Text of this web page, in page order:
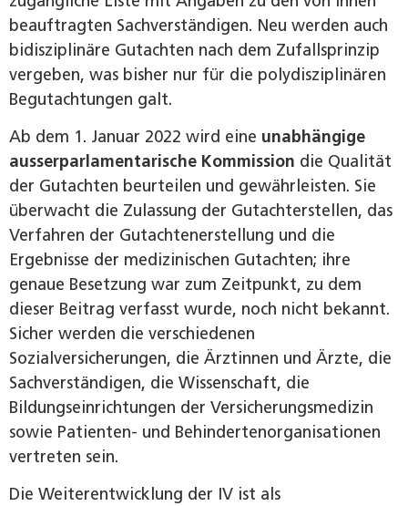
beauftragten Sachverständigen. Neu werden auch
bidisziplinäre Gutachten nach dem Zufallsprinzip
vergeben, was bisher nur für die polydisziplinären
Begutachtungen galt.
Ab dem 1. Januar 2022 wird eine unabhängige
ausserparlamentarische Kommission die Qualität
der Gutachten beurteilen und gewährleisten. Sie
überwacht die Zulassung der Gutachterstellen, das
Verfahren der Gutachtenerstellung und die
Ergebnisse der medizinischen Gutachten; ihre
genaue Besetzung war zum Zeitpunkt, zu dem
dieser Beitrag verfasst wurde, noch nicht bekannt.
Sicher werden die verschiedenen
Sozialversicherungen, die Ärztinnen und Ärzte, die
Sachverständigen, die Wissenschaft, die
Bildungseinrichtungen der Versicherungsmedizin
sowie Patienten- und Behindertenorganisationen
vertreten sein.
Die Weiterentwicklung der IV ist als